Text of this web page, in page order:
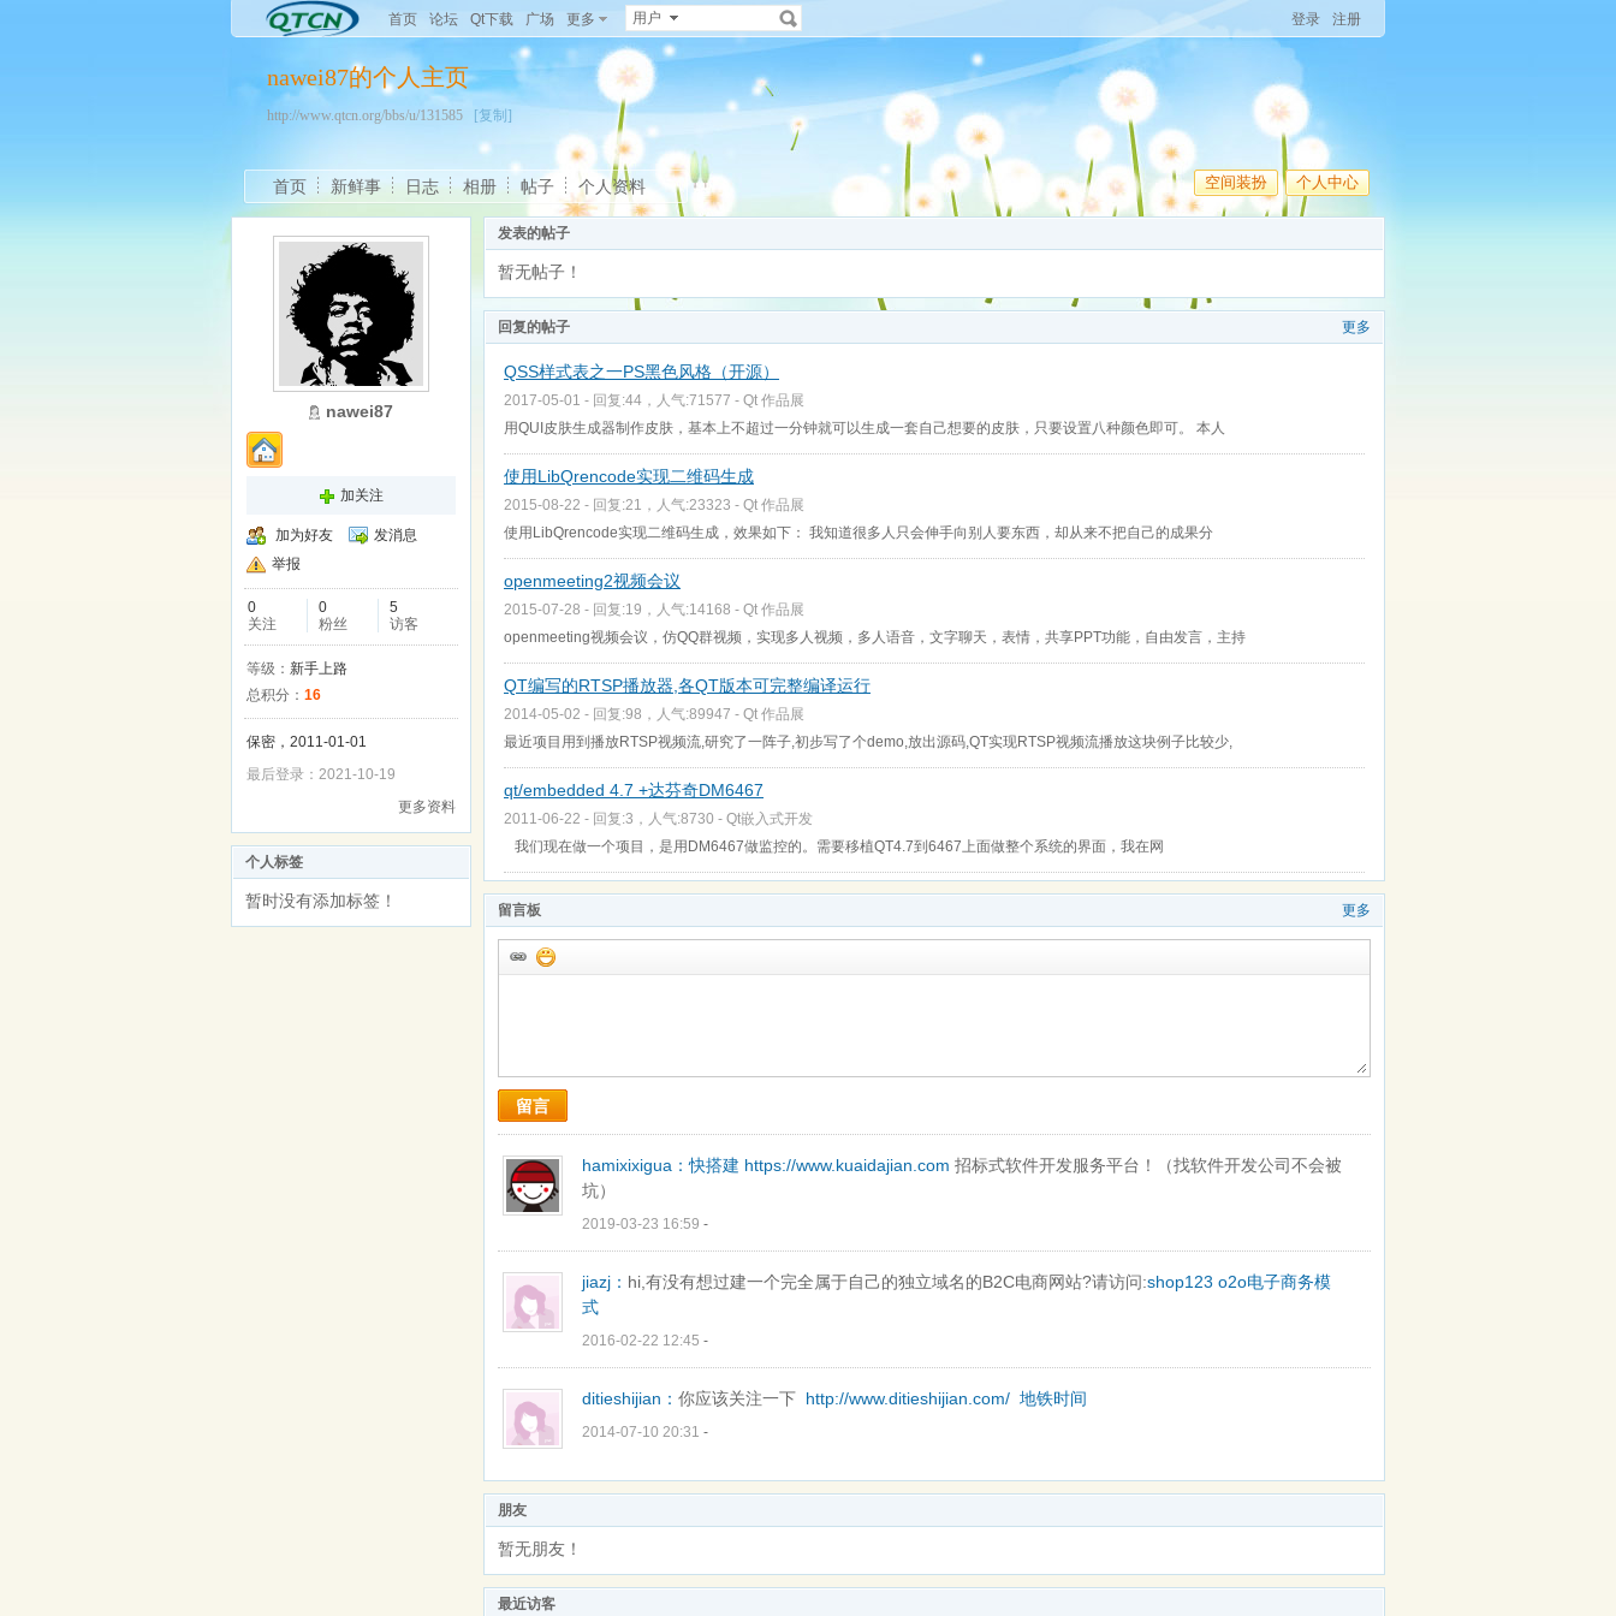
首页 论坛 Qt下载 广场 更多 用户 登录 注册
nawei87的个人主页
http://www.qtcn.org/bbs/u/131585 [复制]
空间装扮 个人中心
首页 新鲜事 日志 相册 帖子 个人资料
nawei87
加关注
加为好友
发消息
举报
0
关注
0
粉丝
5
访客
等级： 新手上路
总积分： 16
保密，2011-01-01
最后登录：2021-10-19
更多资料
个人标签
暂时没有添加标签！
发表的帖子
暂无帖子！
更多
回复的帖子
QSS样式表之一PS黑色风格（开源）
2017-05-01 - 回复:44，人气:71577 - Qt 作品展
用QUI皮肤生成器制作皮肤，基本上不超过一分钟就可以生成一套自己想要的皮肤，只要设置八种颜色即可。 本人
使用LibQrencode实现二维码生成
2015-08-22 - 回复:21，人气:23323 - Qt 作品展
使用LibQrencode实现二维码生成，效果如下： 我知道很多人只会伸手向别人要东西，却从来不把自己的成果分
openmeeting2视频会议
2015-07-28 - 回复:19，人气:14168 - Qt 作品展
openmeeting视频会议，仿QQ群视频，实现多人视频，多人语音，文字聊天，表情，共享PPT功能，自由发言，主持
QT编写的RTSP播放器,各QT版本可完整编译运行
2014-05-02 - 回复:98，人气:89947 - Qt 作品展
最近项目用到播放RTSP视频流,研究了一阵子,初步写了个demo,放出源码,QT实现RTSP视频流播放这块例子比较少,
qt/embedded 4.7 +达芬奇DM6467
2011-06-22 - 回复:3，人气:8730 - Qt嵌入式开发
我们现在做一个项目，是用DM6467做监控的。需要移植QT4.7到6467上面做整个系统的界面，我在网
更多
留言板
留言
hamixixigua：快搭建 https://www.kuaidajian.com 招标式软件开发服务平台！（找软件开发公司不会被
坑）
2019-03-23 16:59 -
jiazj： hi,有没有想过建一个完全属于自己的独立域名的B2C电商网站?请访问:shop123 o2o电子商务模
式
2016-02-22 12:45 -
ditieshijian： 你应该关注一下 http://www.ditieshijian.com/ 地铁时间
2014-07-10 20:31 -
朋友
暂无朋友！
最近访客